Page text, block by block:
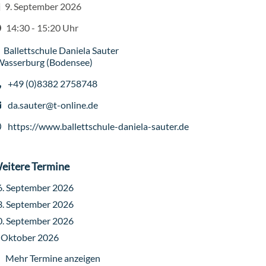
9. September 2026
14:30 - 15:20 Uhr
Ballettschule Daniela Sauter
(Bodensee)
+49 (0)8382 2758748
da.sauter@t-online.de
https://www.ballettschule-daniela-sauter.de
Termine
September 2026
September 2026
September 2026
Oktober 2026
Mehr Termine anzeigen